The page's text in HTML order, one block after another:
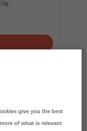
kg
give you the best
of what is relevant